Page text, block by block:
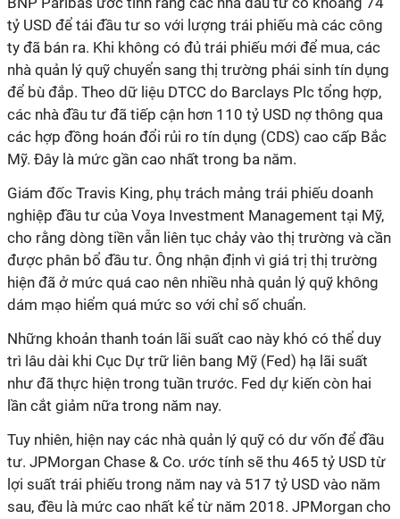
tỷ USD để tái đầu tư so với lượng trái phiếu mà các công
ty đã bán ra. Khi không có đủ trái phiếu mới để mua, các
nhà quản lý quỹ chuyển sang thị trường phái sinh tín dụng
để bù đắp. Theo dữ liệu DTCC do Barclays Plc tổng hợp,
các nhà đầu tư đã tiếp cận hơn 110 tỷ USD nợ thông qua
các hợp đồng hoán đổi rủi ro tín dụng (CDS) cao cấp Bắc
Mỹ. Đây là mức gần cao nhất trong ba năm.
Giám đốc Travis King, phụ trách mảng trái phiếu doanh
nghiệp đầu tư của Voya Investment Management tại Mỹ,
cho rằng dòng tiền vẫn liên tục chảy vào thị trường và cần
được phân bổ đầu tư. Ông nhận định vì giá trị thị trường
hiện đã ở mức quá cao nên nhiều nhà quản lý quỹ không
dám mạo hiểm quá mức so với chỉ số chuẩn.
Những khoản thanh toán lãi suất cao này khó có thể duy
trì lâu dài khi Cục Dự trữ liên bang Mỹ (Fed) hạ lãi suất
như đã thực hiện trong tuần trước. Fed dự kiến còn hai
lần cắt giảm nữa trong năm nay.
Tuy nhiên, hiện nay các nhà quản lý quỹ có dư vốn để đầu
tư. JPMorgan Chase & Co. ước tính sẽ thu 465 tỷ USD từ
lợi suất trái phiếu trong năm nay và 517 tỷ USD vào năm
sau, đều là mức cao nhất kể từ năm 2018. JPMorgan cho